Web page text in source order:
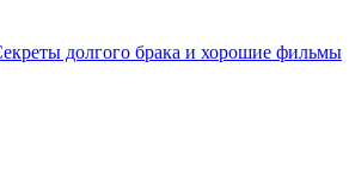
долгого брака и хорошие фильмы